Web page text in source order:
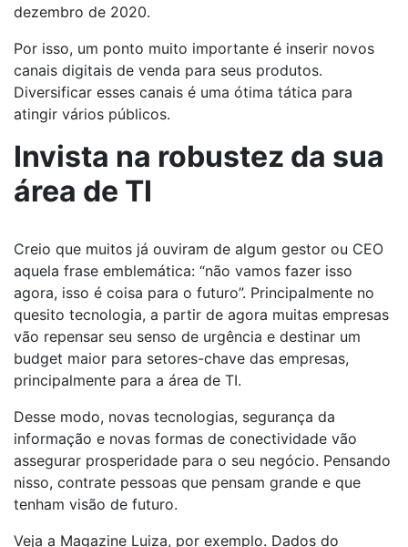
dezembro de 2020.
Por isso, um ponto muito importante é inserir novos
canais digitais de venda para seus produtos.
Diversificar esses canais é uma ótima tática para
atingir vários públicos.
Invista na robustez da sua
área de TI
Creio que muitos já ouviram de algum gestor ou CEO
aquela frase emblemática: “não vamos fazer isso
agora, isso é coisa para o futuro”. Principalmente no
quesito tecnologia, a partir de agora muitas empresas
vão repensar seu senso de urgência e destinar um
budget maior para setores-chave das empresas,
principalmente para a área de TI.
Desse modo, novas tecnologias, segurança da
informação e novas formas de conectividade vão
assegurar prosperidade para o seu negócio. Pensando
nisso, contrate pessoas que pensam grande e que
tenham visão de futuro.
Veja a Magazine Luiza, por exemplo. Dados do